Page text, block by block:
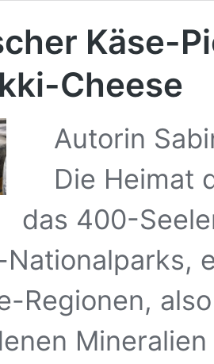
Käse-
Cheese
Autorin
Die Heimat
das 400-
Nationalparks,
Regionen,